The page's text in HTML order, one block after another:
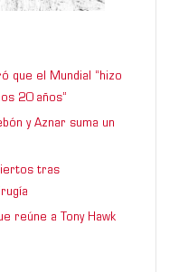
que el Mundial “hizo
20 años”
y Aznar suma un
tras
reúne a Tony Hawk